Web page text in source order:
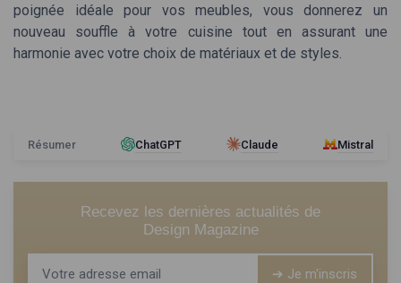
poignée idéale pour vos meubles, vous donnerez un
nouveau souffle à votre cuisine tout en assurant une
harmonie avec votre choix de matériaux et de styles.
Résumer ChatGPT Claude Mistral
Recevez les dernières actualités de
Design Magazine
➔ Je m'inscris